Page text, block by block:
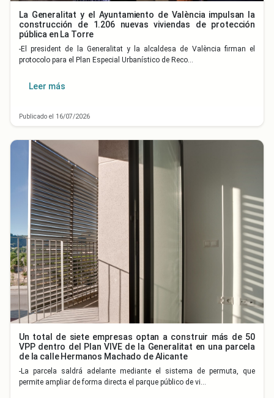
La Generalitat y el Ayuntamiento de València impulsan la
construcción de 1.206 nuevas viviendas de protección
pública en La Torre
-El president de la Generalitat y la alcaldesa de València firman el
protocolo para el Plan Especial Urbanístico de Reco…
Leer más
Publicado el 16/07/2026
Un total de siete empresas optan a construir más de 50
VPP dentro del Plan VIVE de la Generalitat en una parcela
de la calle Hermanos Machado de Alicante
-La parcela saldrá adelante mediante el sistema de permuta, que
permite ampliar de forma directa el parque público de vi…